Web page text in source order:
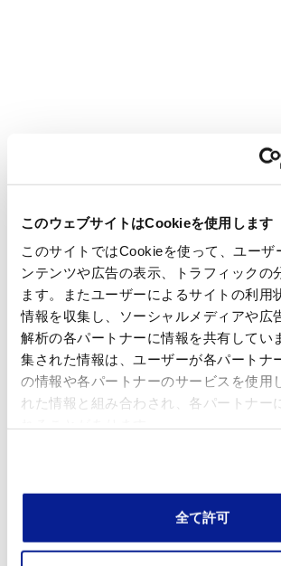
このウェブサイトはCookieを使用します
このサイトではCookieを使って、ユーザ
ンテンツや広告の表示、トラフィックの
ます。またユーザーによるサイトの利用
情報を収集し、ソーシャルメディアや広
解析の各パートナーに情報を共有してい
集された情報は、ユーザーが各パートナ
の情報や各パートナーのサービスを使用
れた情報と組み合わされ、各パートナー
全て許可